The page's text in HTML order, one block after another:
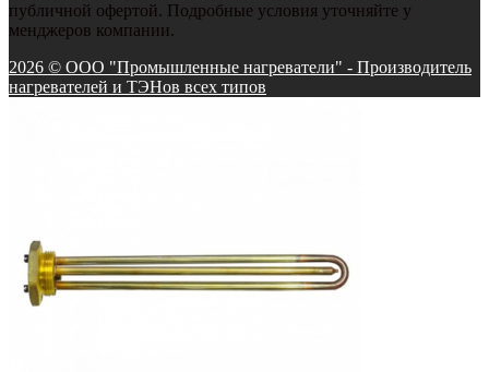
публичной офертой. Подробные условия уточняйте у
менджеров компании.
2026 © ООО "Промышленные нагреватели" - Производитель
нагревателей и ТЭНов всех типов